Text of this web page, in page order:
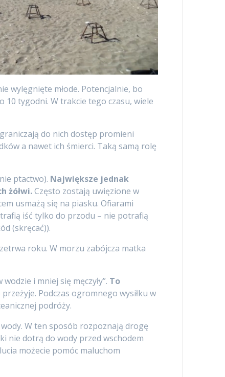
wylęgnięte młode. Potencjalnie, bo
10 tygodni. W trakcie tego czasu, wiele
do nich dostęp promieni
a nawet ich śmierci. Taką samą rolę
ptactwo). Największe jednak
żółwi.Często zostają uwięzione w
usmażą się na piasku. Ofiarami
iść tylko do przodu – nie potrafią
(skręcać)).
roku. W morzu zabójcza matka
i mniej się męczyły”. To
Podczas ogromnego wysiłku w
podróży.
W ten sposób rozpoznają drogę
nie dotrą do wody przed wschodem
możecie pomóc maluchom